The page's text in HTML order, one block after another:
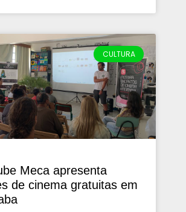
CULTURA
Meca apresenta
de cinema gratuitas em